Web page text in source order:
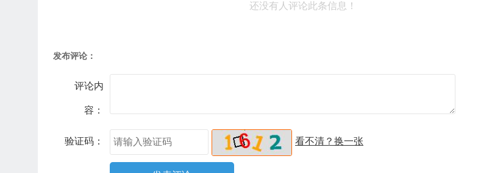
还没有人评论此条信息！
发布评论：
评论内
容：
验证码： 看不清？换一张